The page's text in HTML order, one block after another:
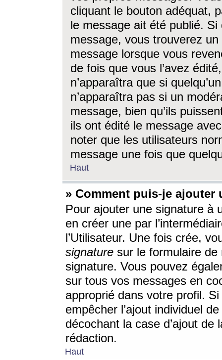
cliquant le bouton adéquat,
le message ait été publié. Si
message, vous trouverez
message lorsque vous
de fois que vous l’avez
n’apparaîtra que si
n’apparaîtra pas si un
message, bien qu’ils
ils ont édité le message
noter que les utilisateurs
message une fois que
Haut
» Comment puis-je ajouter
Pour ajouter une signature à
en créer une par
l’Utilisateur. Une fois crée,
signature sur le formulaire de
signature. Vous pouvez
sur tous vos messages en
approprié dans votre profil.
empêcher l’ajout individuel
décochant la case d’ajout
rédaction.
Haut